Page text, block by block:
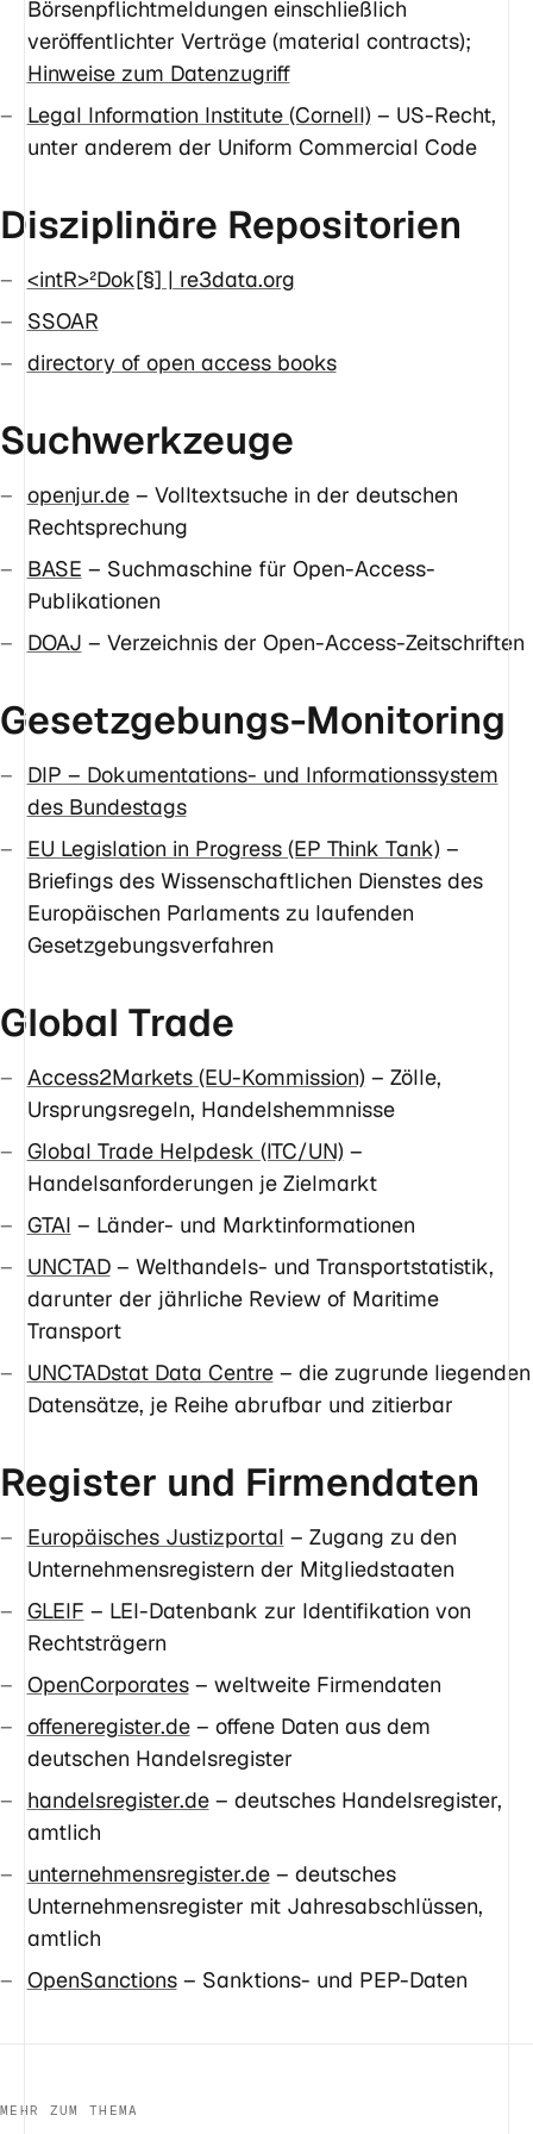
Börsenpflichtmeldungen einschließlich
veröffentlichter Verträge (material contracts);
Hinweise zum Datenzugriff
Legal Information Institute (Cornell) – US-Recht,
unter anderem der Uniform Commercial Code
Diszipli­näre Reposi­torien
<intR>²Dok[§] | re3data.org
SSOAR
directory of open access books
Suchwerkzeuge
openjur.de– Volltextsuche in der deutschen
Rechtsprechung
BASE – Suchmaschine für Open-Access-
Publikationen
DOAJ – Verzeichnis der Open-Access-Zeitschriften
Gesetzgebungs-Monitoring
DIP – Dokumentations- und Informationssystem
des Bundestags
EU Legislation in Progress (EP Think Tank) –
Briefings des Wissenschaftlichen Dienstes des
Europäischen Parlaments zu laufenden
Gesetzgebungsverfahren
Global Trade
Access2Markets (EU-Kommission) – Zölle,
Ursprungsregeln, Handelshemmnisse
Global Trade Helpdesk (ITC/UN) –
Handelsanforderungen je Zielmarkt
GTAI – Länder- und Marktinformationen
UNCTAD– Welthandels- und Transportstatistik,
darunter der jährliche Review of Maritime
Transport
UNCTADstat Data Centre– die zugrunde liegenden
Datensätze, je Reihe abrufbar und zitierbar
Register und Firmendaten
Europäisches Justizportal – Zugang zu den
Unternehmensregistern der Mitgliedstaaten
GLEIF – LEI-Datenbank zur Identifikation von
Rechtsträgern
OpenCorporates– weltweite Firmendaten
offeneregister.de– offene Daten aus dem
deutschen Handelsregister
handelsregister.de– deutsches Handelsregister,
amtlich
unternehmensregister.de– deutsches
Unternehmensregister mit Jahresabschlüssen,
amtlich
OpenSanctions– Sanktions- und PEP-Daten
MEHR ZUM THEMA